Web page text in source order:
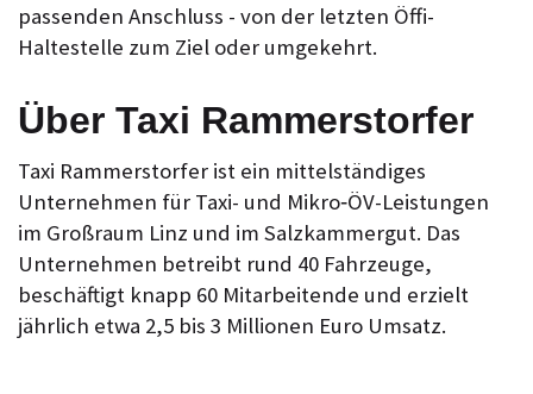
passenden Anschluss - von der letzten Öffi-
Haltestelle zum Ziel oder umgekehrt.
Über Taxi Rammerstorfer
Taxi Rammerstorfer ist ein mittelständiges
Unternehmen für Taxi- und Mikro‑ÖV-Leistungen
im Großraum Linz und im Salzkammergut. Das
Unternehmen betreibt rund 40 Fahrzeuge,
beschäftigt knapp 60 Mitarbeitende und erzielt
jährlich etwa 2,5 bis 3 Millionen Euro Umsatz.